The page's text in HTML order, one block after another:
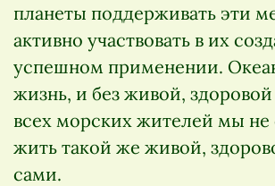
планеты поддерживать эти
активно участвовать в их
успешном применении.
жизнь, и без живой,
всех морских жителей мы
жить такой же живой,
сами.